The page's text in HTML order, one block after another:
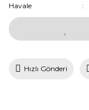
Havale
Hızlı Gönderi